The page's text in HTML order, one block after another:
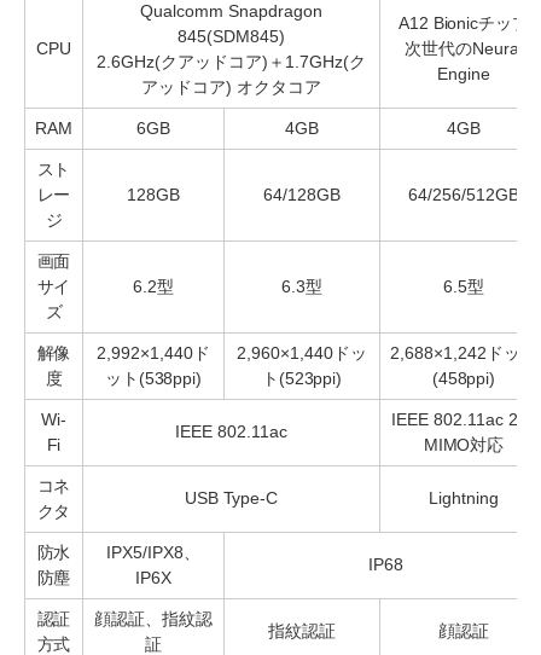
CPU
Qualcomm Snapdragon
845(SDM845)
2.6GHz(クアッドコア)＋1.7GHz(ク
アッドコア) オクタコア
A12 Bionicチップ
次世代のNeural
Engine
RAM 6GB 4GB 4GB
スト
レー
ジ
128GB 64/128GB 64/256/512GB
画面
サイ
ズ
6.2型 6.3型 6.5型
解像
度
2,992×1,440ド
ット(538ppi)
2,960×1,440ドッ
ト(523ppi)
2,688×1,242ドット
(458ppi)
Wi-
Fi
IEEE 802.11ac
IEEE 802.11ac 2x2
MIMO対応
コネ
クタ
USB Type-C Lightning
防水
防塵
IPX5/IPX8、
IP6X
IP68
認証
方式
顔認証、指紋認
証
指紋認証 顔認証